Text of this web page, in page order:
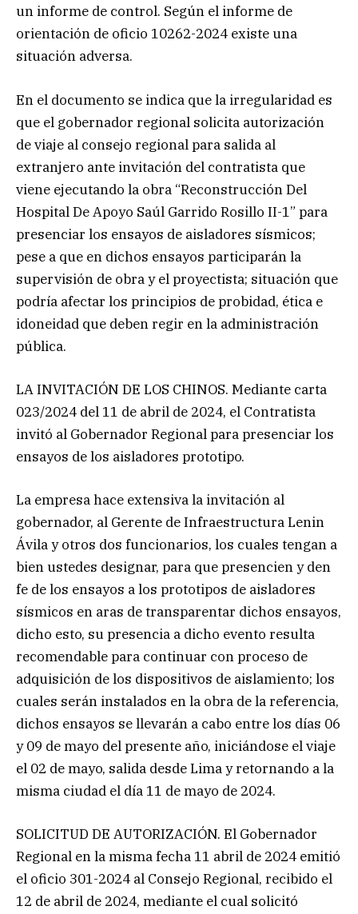
un informe de control. Según el informe de
orientación de oficio 10262-2024 existe una
situación adversa.
En el documento se indica que la irregularidad es
que el gobernador regional solicita autorización
de viaje al consejo regional para salida al
extranjero ante invitación del contratista que
viene ejecutando la obra “Reconstrucción Del
Hospital De Apoyo Saúl Garrido Rosillo II-1” para
presenciar los ensayos de aisladores sísmicos;
pese a que en dichos ensayos participarán la
supervisión de obra y el proyectista; situación que
podría afectar los principios de probidad, ética e
idoneidad que deben regir en la administración
pública.
LA INVITACIÓN DE LOS CHINOS. Mediante carta
023/2024 del 11 de abril de 2024, el Contratista
invitó al Gobernador Regional para presenciar los
ensayos de los aisladores prototipo.
La empresa hace extensiva la invitación al
gobernador, al Gerente de Infraestructura Lenin
Ávila y otros dos funcionarios, los cuales tengan a
bien ustedes designar, para que presencien y den
fe de los ensayos a los prototipos de aisladores
sísmicos en aras de transparentar dichos ensayos,
dicho esto, su presencia a dicho evento resulta
recomendable para continuar con proceso de
adquisición de los dispositivos de aislamiento; los
cuales serán instalados en la obra de la referencia,
dichos ensayos se llevarán a cabo entre los días 06
y 09 de mayo del presente año, iniciándose el viaje
el 02 de mayo, salida desde Lima y retornando a la
misma ciudad el día 11 de mayo de 2024.
SOLICITUD DE AUTORIZACIÓN. El Gobernador
Regional en la misma fecha 11 abril de 2024 emitió
el oficio 301-2024 al Consejo Regional, recibido el
12 de abril de 2024, mediante el cual solicitó